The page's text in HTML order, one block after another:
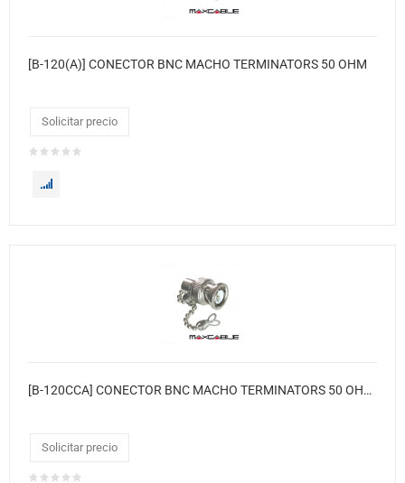
[B-120(A)] CONECTOR BNC MACHO TERMINATORS 50 OHM
Solicitar precio
[B-120CCA] CONECTOR BNC MACHO TERMINATORS 50 OHM C/CADENA
Solicitar precio